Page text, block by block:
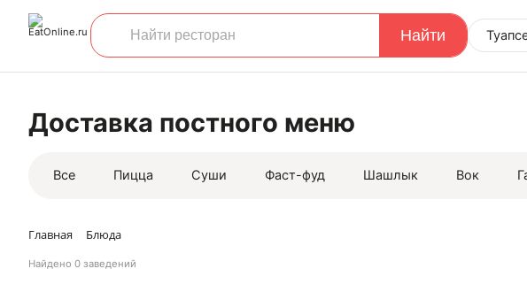
Доставка постного меню
Все Пицца Суши Фаст-фуд Шашлык Вок
Главная Блюда
Найдено 0 заведений